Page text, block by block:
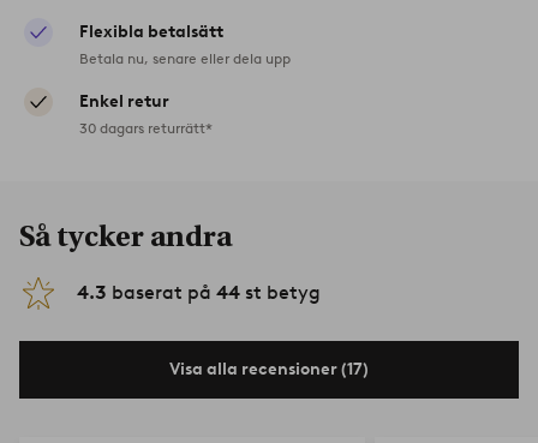
Flexibla betalsätt
Betala nu, senare eller dela upp
Enkel retur
30 dagars returrätt*
Så tycker andra
4.3 baserat på 44 st betyg
Visa alla recensioner (17)